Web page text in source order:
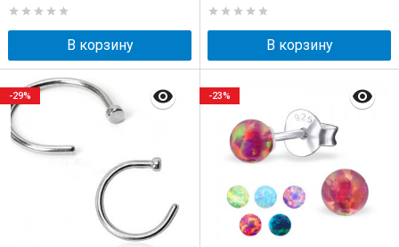
В корзину В корзину
-29% -23%